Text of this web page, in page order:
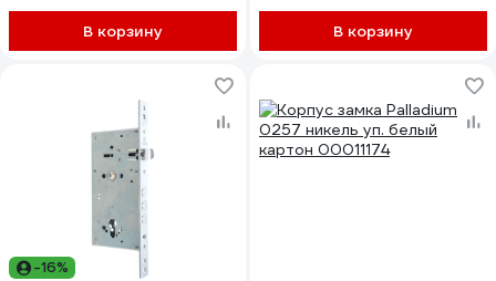
В корзину В корзину
-16%